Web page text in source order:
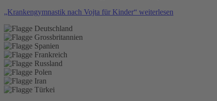
„Krankengymnastik nach Vojta für Kinder“ weiterlesen